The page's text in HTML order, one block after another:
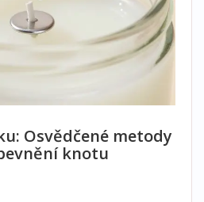
Osvědčené metody
knotu